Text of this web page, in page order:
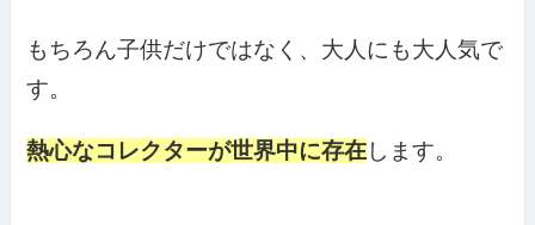
もちろん子供だけではなく、大人にも大人気で
す。
熱心なコレクターが世界中に存在します。